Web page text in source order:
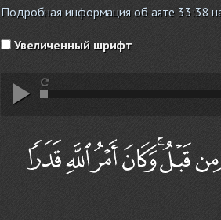
Подробная информация об аяте 33:38
Увеличенный шрифт